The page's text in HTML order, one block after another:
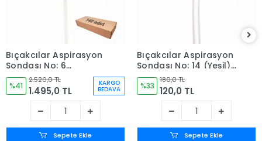
Bıçakcılar Aspirasyon
Sondası No: 6
(Turkuaz) 140 Adet - 1
Kutu
%41
2.520,0 TL
1.495,0 TL
KARGO
BEDAVA
Sepete Ekle
Bıçakcılar Aspirasyon
Sondası No: 14 (Yeşil) -
10 Adet
%33
180,0 TL
120,0 TL
Sepete Ekle